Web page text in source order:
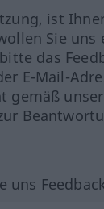
ist
Sie uns
das
E-Mail-
gemäß
uns